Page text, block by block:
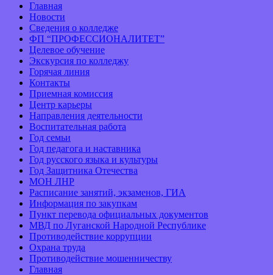
Главная
Новости
Сведения о колледже
ФП “ПРОФЕССИОНАЛИТЕТ”
Целевое обучение
Экскурсия по колледжу
Горячая линия
Контакты
Приемная комиссия
Центр карьеры
Направления деятельности
Воспитательная работа
Год семьи
Год педагога и наставника
Год русского языка и культуры
Год Защитника Отечества
МОН ЛНР
Расписание занятий, экзаменов, ГИА
Информация по закупкам
Пункт перевода официальных документов
МВД по Луганской Народной Республике
Противодействие коррупции
Охрана труда
Противодействие мошенничеству
Главная